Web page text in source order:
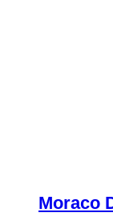
Moraco